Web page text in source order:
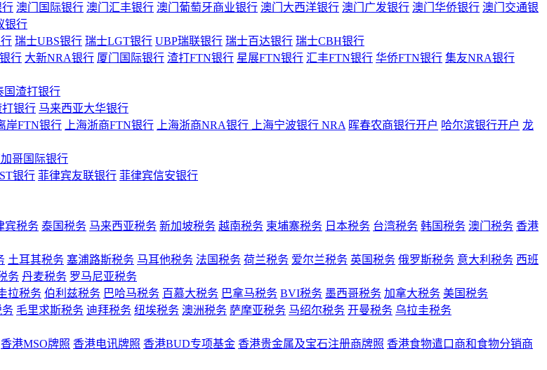
行 澳门国际银行 澳门汇丰银行 澳门葡萄牙商业银行 澳门大西洋银行 澳门广发银行 澳门华侨银行 澳门交通银
银行
瑞士UBS银行 瑞士LGT银行 UBP瑞联银行 瑞士百达银行 瑞士CBH银行
行 大新NRA银行 厦门国际银行 渣打FTN银行 星展FTN银行 汇丰FTN银行 华侨FTN银行 集友NRA银行
国渣打银行
银行 马来西亚大华银行
岸FTN银行 上海浙商FTN银行 上海浙商NRA银行 上海宁波银行 NRA 晖春农商银行开户 哈尔滨银行开户 龙
哥国际银行
银行 菲律宾友联银行 菲律宾信安银行
宾税务 泰国税务 马来西亚税务 新加坡税务 越南税务 柬埔寨税务 日本税务 台湾税务 韩国税务 澳门税务 香港
土耳其税务 塞浦路斯税务 马耳他税务 法国税务 荷兰税务 爱尔兰税务 英国税务 俄罗斯税务 意大利税务 西班
务 丹麦税务 罗马尼亚税务
拉税务 伯利兹税务 巴哈马税务 百慕大税务 巴拿马税务 BVI税务 墨西哥税务 加拿大税务 美国税务
务 毛里求斯税务 迪拜税务 纽埃税务 澳洲税务 萨摩亚税务 马绍尔税务 开曼税务 乌拉圭税务
香港MSO牌照 香港电讯牌照 香港BUD专项基金 香港贵金属及宝石注册商牌照 香港食物遣口商和食物分销商